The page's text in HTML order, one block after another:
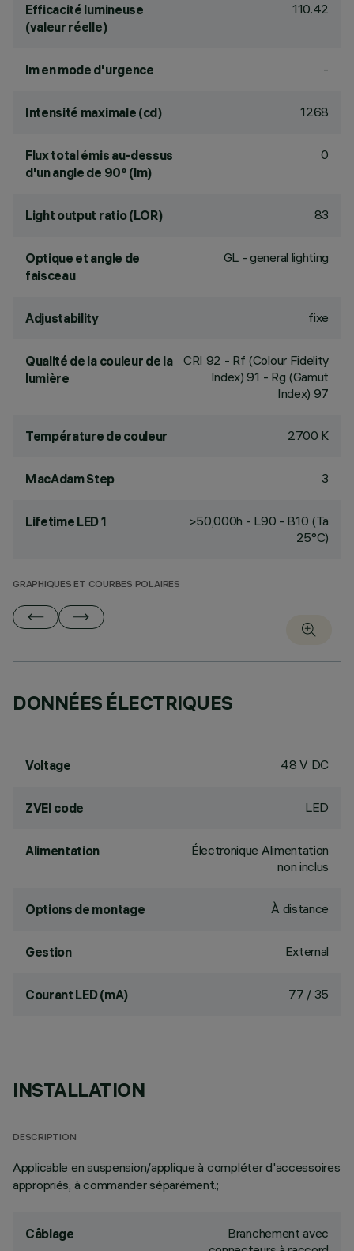
Efficacité lumineuse
(valeur réelle)
110.42
lm en mode d'urgence -
Intensité maximale (cd) 1268
Flux total émis au-dessus
d'un angle de 90° (lm)
0
Light output ratio (LOR) 83
Optique et angle de
faisceau
GL - general lighting
Adjustability fixe
Qualité de la couleur de la
lumière
CRI 92 - Rf (Colour Fidelity
Index) 91 - Rg (Gamut
Index) 97
Température de couleur 2700 K
MacAdam Step 3
Lifetime LED 1
>50,000h - L90 - B10 (Ta
25°C)
GRAPHIQUES ET COURBES POLAIRES
DONNÉES ÉLECTRIQUES
Voltage 48 V DC
ZVEI code LED
Alimentation
Électronique Alimentation
non inclus
Options de montage À distance
Gestion External
Courant LED (mA) 77 / 35
INSTALLATION
DESCRIPTION
Applicable en suspension/applique à compléter d'accessoires
appropriés, à commander séparément.;
Câblage
Branchement avec